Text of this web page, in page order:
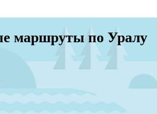
маршруты по Уралу